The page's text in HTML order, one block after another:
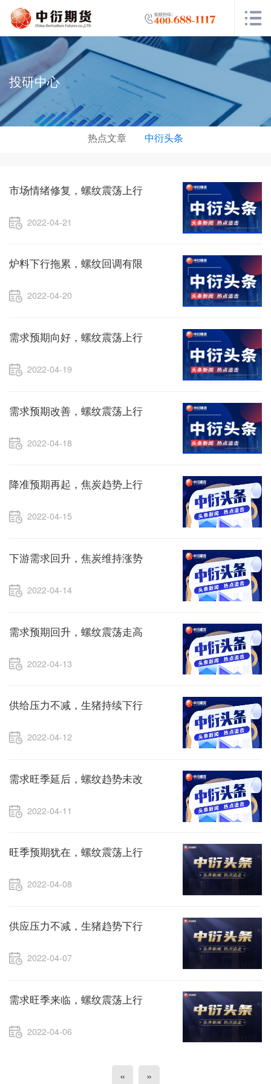
投研中心
热点文章 中衍头条
市场情绪修复，螺纹震荡上行
2022-04-21
炉料下行拖累，螺纹回调有限
2022-04-20
需求预期向好，螺纹震荡上行
2022-04-19
需求预期改善，螺纹震荡上行
2022-04-18
降准预期再起，焦炭趋势上行
2022-04-15
下游需求回升，焦炭维持涨势
2022-04-14
需求预期回升，螺纹震荡走高
2022-04-13
供给压力不减，生猪持续下行
2022-04-12
需求旺季延后，螺纹趋势未改
2022-04-11
旺季预期犹在，螺纹震荡上行
2022-04-08
供应压力不减，生猪趋势下行
2022-04-07
需求旺季来临，螺纹震荡上行
2022-04-06
« »